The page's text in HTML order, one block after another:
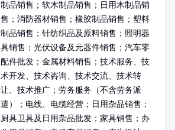
制品销售；软木制品销售；日用木制品销
售；消防器材销售；橡胶制品销售；塑料
制品销售；针纺织品及原料销售；照明器
具销售；光伏设备及元器件销售；汽车零
配件批发；金属材料销售；技术服务、技
术开发、技术咨询、技术交流、技术转
让、技术推广；劳务服务（不含劳务派
遣）；电线、电缆经营；日用杂品销售；
厨具卫具及日用杂品批发；家具销售；办